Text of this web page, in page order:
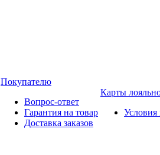
Покупателю
Вопрос-ответ
Гарантия на товар
Доставка заказов
Карты
Условия